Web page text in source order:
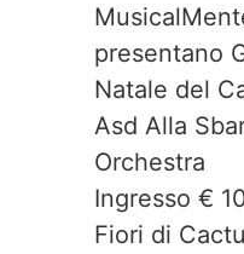
presentano
Natale del
Asd Alla
Orchestra
Ingresso €
Fiori di